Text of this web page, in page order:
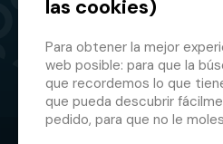
Socio
las cookies)
Para obtener la mejor
web posible: para que la
que recordemos lo que
que pueda descubrir
pedido, para que no le